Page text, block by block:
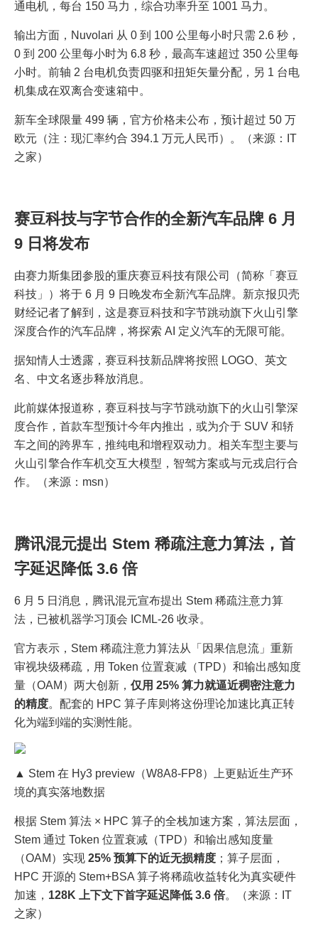
通电机，每台 150 马力，综合功率升至 1001 马力。
输出方面，Nuvolari 从 0 到 100 公里每小时只需 2.6 秒，
0 到 200 公里每小时为 6.8 秒，最高车速超过 350 公里每
小时。前轴 2 台电机负责四驱和扭矩矢量分配，另 1 台电
机集成在双离合变速箱中。
新车全球限量 499 辆，官方价格未公布，预计超过 50 万
欧元（注：现汇率约合 394.1 万元人民币）。（来源：IT
之家）
赛豆科技与字节合作的全新汽车品牌 6 月
9 日将发布
由赛力斯集团参股的重庆赛豆科技有限公司（简称「赛豆
科技」）将于 6 月 9 日晚发布全新汽车品牌。新京报贝壳
财经记者了解到，这是赛豆科技和字节跳动旗下火山引擎
深度合作的汽车品牌，将探索 AI 定义汽车的无限可能。
据知情人士透露，赛豆科技新品牌将按照 LOGO、英文
名、中文名逐步释放消息。
此前媒体报道称，赛豆科技与字节跳动旗下的火山引擎深
度合作，首款车型预计今年内推出，或为介于 SUV 和轿
车之间的跨界车，推纯电和增程双动力。相关车型主要与
火山引擎合作车机交互大模型，智驾方案或与元戎启行合
作。（来源：msn）
腾讯混元提出 Stem 稀疏注意力算法，首
字延迟降低 3.6 倍
6 月 5 日消息，腾讯混元宣布提出 Stem 稀疏注意力算
法，已被机器学习顶会 ICML-26 收录。
官方表示，Stem 稀疏注意力算法从「因果信息流」重新
审视块级稀疏，用 Token 位置衰减（TPD）和输出感知度
量（OAM）两大创新， 仅用 25% 算力就逼近稠密注意力
的精度。配套的 HPC 算子库则将这份理论加速比真正转
化为端到端的实测性能。
▲ Stem 在 Hy3 preview（W8A8-FP8）上更贴近生产环
境的真实落地数据
根据 Stem 算法 × HPC 算子的全栈加速方案，算法层面，
Stem 通过 Token 位置衰减（TPD）和输出感知度量
（OAM）实现 25% 预算下的近无损精度 ；算子层面，
HPC 开源的 Stem+BSA 算子将稀疏收益转化为真实硬件
加速， 128K 上下文下首字延迟降低 3.6 倍。（来源：IT
之家）